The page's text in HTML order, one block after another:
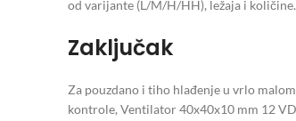
od varijante (L/M/H/HH), ležaja i količine.
Zaključak
Za pouzdano i tiho hlađenje u vrlo
kontrole, Ventilator 40x40x10 mm 12